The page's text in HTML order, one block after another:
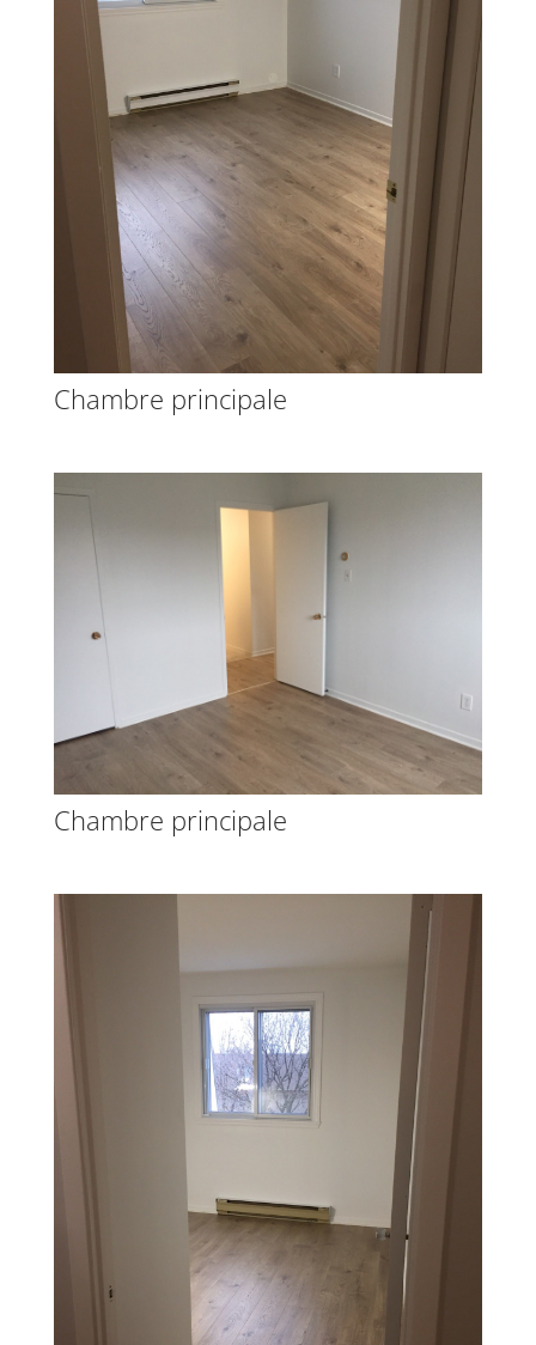
Chambre principale
Chambre principale